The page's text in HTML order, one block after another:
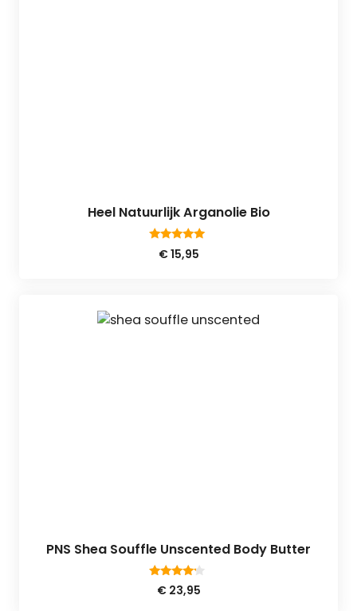
Heel Natuurlijk Arganolie Bio
4.94
van 5
€15,95
PNS Shea Souffle Unscented Body Butter
4.00
van 5
€23,95